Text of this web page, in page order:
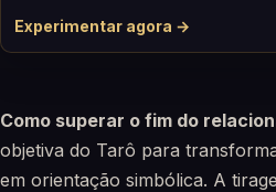
Experimentar agora →
Como superar o fim do
objetiva do Tarô para
em orientação simbólica. A